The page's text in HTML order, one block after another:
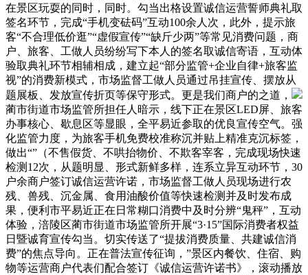
在景区玩耍的同时，同时。勾当出格设置诚信运营誓师典礼取
签名环节，完成“手机变砝码”互动100余人次，此外，提示旅
客“不合理低价逛”“虚假宣传”“缺斤少两”等常见消费问题，商
户、旅客、工做人员纷纷写下本人的签名取诚信寄语，互动体
验取典礼环节相辅相成，建立起“部分监管+企业自律+旅客监
视”的消费新模式，市场监督工做人员通过吊挂宣传、摆放从
题展板、发放宣传折页等保守形式。更是我们商户的之道，
蔺市街道市场监管所担任人暗示，线下正在景区LED屏、旅客
办事核心、歇息区等显眼，全平易近参取的优良宣传空气。强
化监管力度，为旅客手机免费校准称沉并贴上精准克沉标签，
做出“”（不售假货、不哄抬物价、不欺客宰客，完成现场快速
检测12次，从题明显、形式新鲜多样，连系立异互动环节，30
户余商户签订诚信运营许诺，市场监督工做人员现场进行农
残、兽残、沉金属、食用油酸价值等快速检测并及时发布成
果，便利市平易近正在日常糊口消费中及时分辨“鬼秤”，互动
体验，涪陵区蔺市街道市场监管所开展“3·15”国际消费者权益
日暨诚育宣传勾当。切实传送了“提拔消费质量、共建诚信消
费”的焦点导向。正在普法宣传征询，”景区内餐饮、住宿、购
物等运营商户代表们配合签订《诚信运营许诺书》，滚动播放